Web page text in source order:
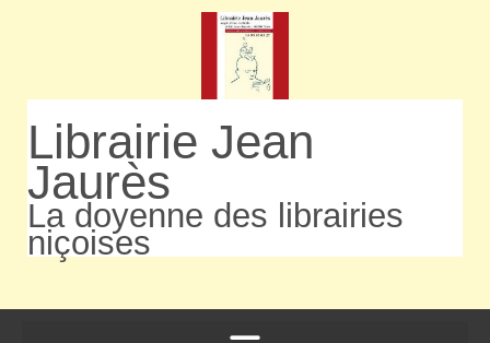
Librairie Jean
Jaurès
La doyenne des librairies
niçoises